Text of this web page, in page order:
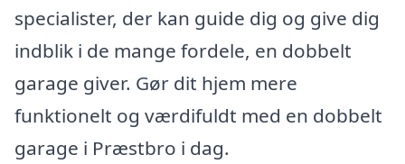
specialister, der kan guide dig og give dig
indblik i de mange fordele, en dobbelt
garage giver. Gør dit hjem mere
funktionelt og værdifuldt med en dobbelt
garage i Præstbro i dag.